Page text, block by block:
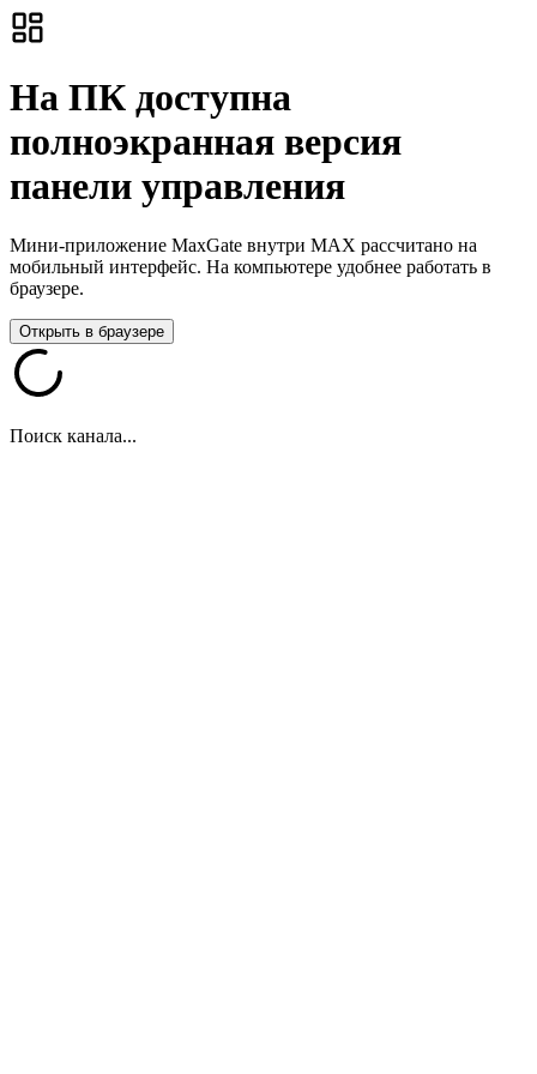
На ПК доступна
полноэкранная версия
панели управления
Мини-приложение MaxGate внутри MAX рассчитано на
мобильный интерфейс. На компьютере удобнее работать в
браузере.
Открыть в браузере
Поиск канала...